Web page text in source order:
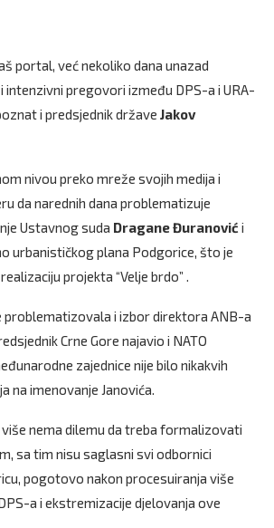
portal, već nekoliko dana unazad
intenzivni pregovori između DPS-a i URA-
i predsjednik države Jakov
nivou preko mreže svojih medija i
da narednih dana problematizuje
Ustavnog suda Dragane Đuranović i
urbanističkog plana Podgorice, što je
projekta “Velje brdo” .
problematizovala i izbor direktora ANB-a
Crne Gore najavio i NATO
zajednice nije bilo nikakvih
na imenovanje Janovića.
više nema dilemu da treba formalizovati
sa tim nisu saglasni svi odbornici
pogotovo nakon procesuiranja više
a i ekstremizacije djelovanja ove